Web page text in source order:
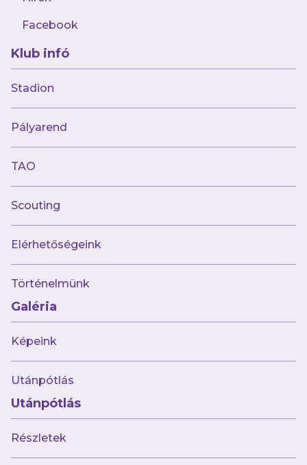
Facebook
Klub infó
Stadion
Pályarend
TAO
Scouting
Elérhetőségeink
Történelmünk
Galéria
Képeink
Utánpótlás
Utánpótlás
Részletek